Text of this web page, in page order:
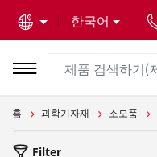
한국어
홈 과학기자재 소모품
Filter